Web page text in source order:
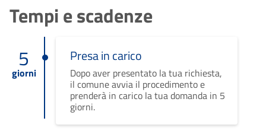
Tempi e scadenze
5
giorni
Presa in carico
Dopo aver presentato la tua richiesta,
il comune avvia il procedimento e
prenderà in carico la tua domanda in 5
giorni.